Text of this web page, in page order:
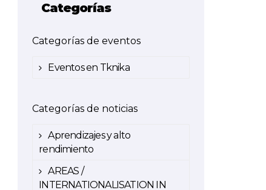
Categorías
Categorías de eventos
Eventos en Tknika
Categorías de noticias
Aprendizajes y alto
rendimiento
AREAS /
INTERNATIONALISATION IN